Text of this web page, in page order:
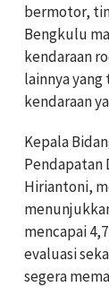
bermotor,
Bengkulu
kendaraan
lainnya
kendaraan
Kepala
Pendapatan
Hiriantoni,
mencapai
evaluasi
segera